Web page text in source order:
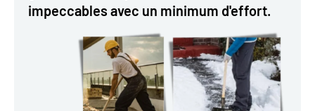
impeccables avec un minimum d'effort.